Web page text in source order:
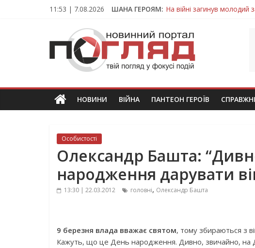
11:53 | 7.08.2026 ШАНА ГЕРОЯМ: На війні загинув
Захисник з
Тернопільщина в
Вважався зниклим
ПОГЛЯД
Новини
Тернополя.
новини
та
НОВИНИ ВІЙНА ПАНТЕОН ГЕРОЇВ СПРАВЖНІ
Особистості
Олександр Башта:
народження дарувати
13:30 | 22.03.2012 головні, Олександр Башта
9 березня влада вважає святом, тому збираються з
Кажуть, що це День народження. Дивно, звичайно, на